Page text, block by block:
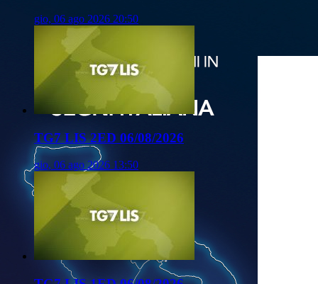
gio, 06 ago 2026 20:50
TG7 LIS 2ED 06/08/2026
gio, 06 ago 2026 13:50